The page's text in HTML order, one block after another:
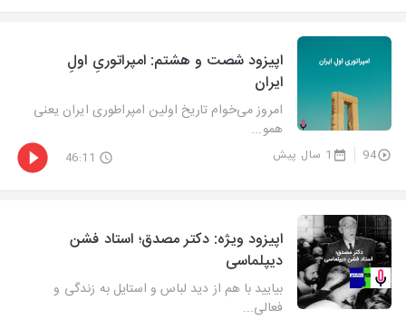
اپیزود شصت و هشتم: امپراتوریِ اولِ
ایران
امروز می‌خوام تاریخ اولین امپراطوری ایران یعنی
همو...
94 1 سال پیش 46:11
اپیزود ویژه: دکتر مصدق؛ استاد فشن
دیپلماسی
بیایید با هم از دید لباس و استایل به زندگی و
فعالی...